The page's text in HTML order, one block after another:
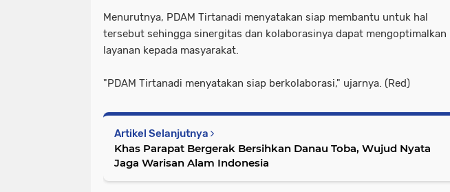
Menurutnya, PDAM Tirtanadi menyatakan siap membantu untuk hal
tersebut sehingga sinergitas dan kolaborasinya dapat mengoptimalkan
layanan kepada masyarakat.
"PDAM Tirtanadi menyatakan siap berkolaborasi," ujarnya. (Red)
Artikel Selanjutnya
Khas Parapat Bergerak Bersihkan Danau Toba, Wujud Nyata
Jaga Warisan Alam Indonesia